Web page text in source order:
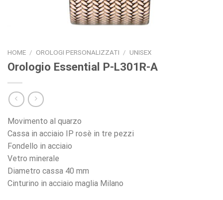
HOME / OROLOGI PERSONALIZZATI / UNISEX
Orologio Essential P-L301R-A
Movimento al quarzo
Cassa in acciaio IP rosè in tre pezzi
Fondello in acciaio
Vetro minerale
Diametro cassa 40 mm
Cinturino in acciaio maglia Milano